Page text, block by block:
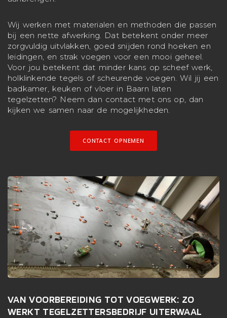
Wij werken met materialen en methoden die passen
bij een nette afwerking. Dat betekent onder meer
zorgvuldig uitvlakken, goed snijden rond hoeken en
leidingen, en strak voegen voor een mooi geheel.
Voor jou betekent dat minder kans op scheef werk,
holklinkende tegels of scheurende voegen. Wil jij een
badkamer, keuken of vloer in Baarn laten
tegelzetten? Neem dan contact met ons op, dan
kijken we samen naar de mogelijkheden.
CONTACT OPNEMEN
VAN VOORBEREIDING TOT VOEGWERK: ZO
WERKT TEGELZETTERSBEDRIJF UITERWAAL